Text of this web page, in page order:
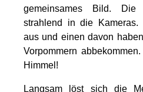
gemeinsames Bild.
strahlend in die Kameras.
aus und einen davon
Vorpommern
Himmel!
Langsam löst sich die